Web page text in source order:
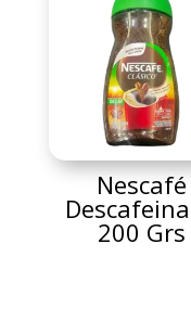
Nescafé
200 Grs